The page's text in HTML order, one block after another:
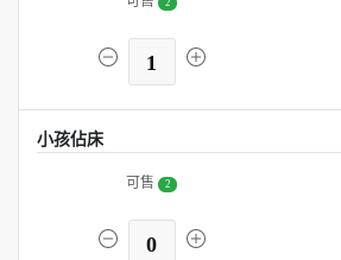
2
1
小孩佔床
可售 2
0